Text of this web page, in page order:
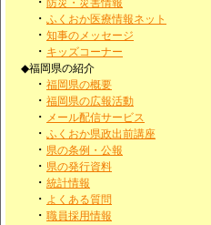
防災・災害情報
・ ふくおか医療情報ネット
・ 知事のメッセージ
・ キッズコーナー
◆福岡県の紹介
・ 福岡県の概要
・ 福岡県の広報活動
・ メール配信サービス
・ ふくおか県政出前講座
・ 県の条例・公報
・ 県の発行資料
・ 統計情報
・ よくある質問
・ 職員採用情報